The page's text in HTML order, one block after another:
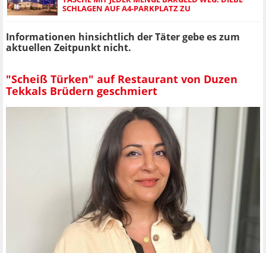
SCHLAGEN AUF A4-PARKPLATZ ZU
Informationen hinsichtlich der Täter gebe es zum
aktuellen Zeitpunkt nicht.
"Scheiß Türken" auf Restaurant von Duzen
Tekkals Brüdern geschmiert